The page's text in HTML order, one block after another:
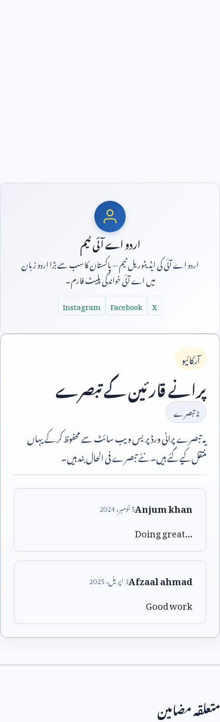
اردو اے آئی ٹیم
اردو اے آئی کی ایڈیٹوریل ٹیم — پاکستان کا سب سے بڑا اردو زبان
میں اے آئی خواندگی پلیٹ فارم۔
X
Facebook
Instagram
آرکائیو
پرانے قارئین کے تبصرے
2تبصرے
یہ تبصرے پرانی ورڈپریس ویب سائٹ سے محفوظ کر کے یہاں
منتقل کیے گئے ہیں۔ نئے تبصرے فی الحال بند ہیں۔
Anjum khan
5نومبر،2024
Doing great...
Afzaal ahmad
3اپریل،2025
Good work
متعلقہ مضامین